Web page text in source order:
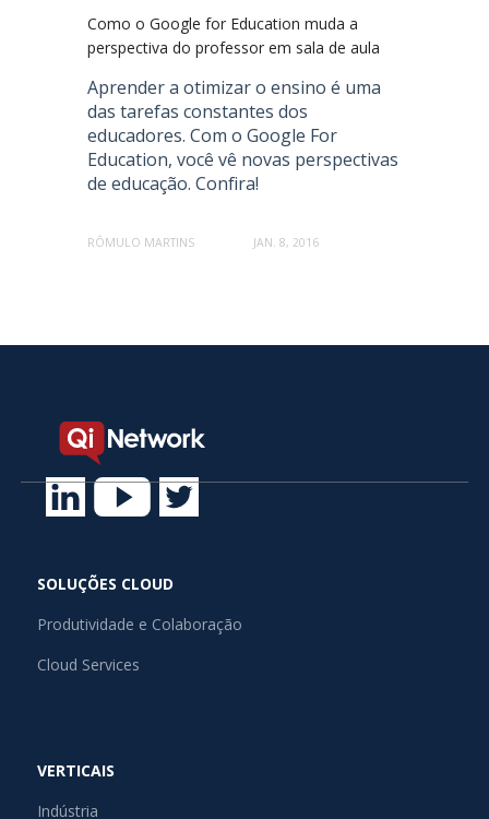
Como o Google for Education muda a
perspectiva do professor em sala de aula
Aprender a otimizar o ensino é uma
das tarefas constantes dos
educadores. Com o Google For
Education, você vê novas perspectivas
de educação. Confira!
RÔMULO MARTINS JAN. 8, 2016
SOLUÇÕES CLOUD
Produtividade e Colaboração
Cloud Services
VERTICAIS
Indústria